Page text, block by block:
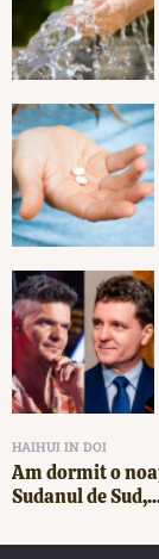
HAIHUI IN DOI
Am dormit o
Sudanul de